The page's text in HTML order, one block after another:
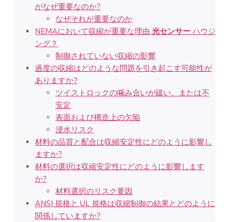
がなぜ重要なのか?
なぜそれが重要なのか
NEMAにおいて収縮が重要な理由 光センサー ハウジ
ング？
制御されていない収縮の影響
過度の収縮はどのような問題を引き起こす可能性が
ありますか?
ツイストロックの噛み合いが緩い、または不
安定
表面および構造上の欠陥
浸水リスク
材料の品質と配合は収縮安定性にどのように影響し
ますか?
材料の選択は収縮安定性にどのように影響します
か?
材料選択のリスク要因
ANSI 規格と UL 規格は収縮制御の結果とどのように
関係していますか?